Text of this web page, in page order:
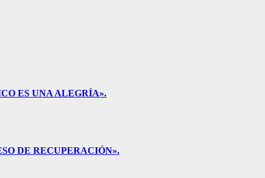
ES UNA ALEGRÍA».
DE RECUPERACIÓN».